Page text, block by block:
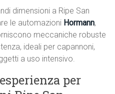
dimensioni a Ripe San
le automazioni Hormann,
meccaniche robuste
ideali per capannoni,
a uso intensivo.
per